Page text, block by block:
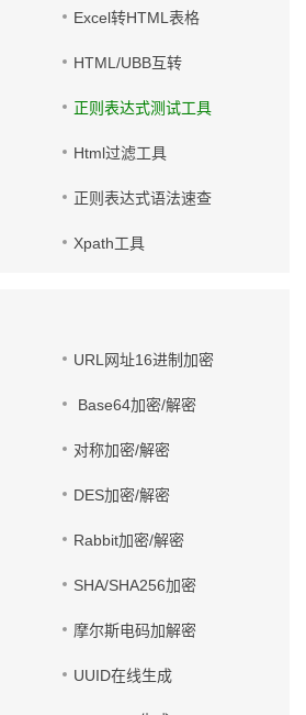
Excel转HTML表格
HTML/UBB互转
正则表达式测试工具
Html过滤工具
正则表达式语法速查
Xpath工具
URL网址16进制加密
Base64加密/解密
对称加密/解密
DES加密/解密
Rabbit加密/解密
SHA/SHA256加密
摩尔斯电码加解密
UUID在线生成